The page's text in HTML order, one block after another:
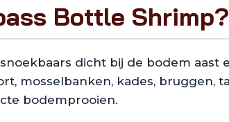
Bottle Shrimp?
dicht bij de bodem aast
mosselbanken, kades, bruggen,
bodemprooien.